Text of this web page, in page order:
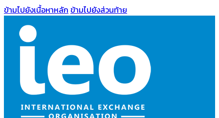
ข้ามไปยังเนื้อหาหลัก ข้ามไปยังส่วนท้าย